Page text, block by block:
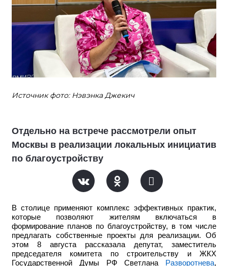
Источник фото: Нэвэнка Джекич
Отдельно на встрече рассмотрели опыт
Москвы в реализации локальных инициатив
по благоустройству
В столице применяют комплекс эффективных практик,
которые позволяют жителям включаться в
формирование планов по благоустройству, в том числе
предлагать собственные проекты для реализации. Об
этом 8 августа рассказала депутат, заместитель
председателя комитета по строительству и ЖКХ
Государственной Думы РФ Светлана
Разворотнева,